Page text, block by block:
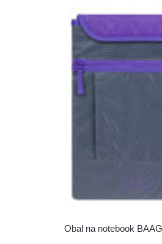
Obal na notebook